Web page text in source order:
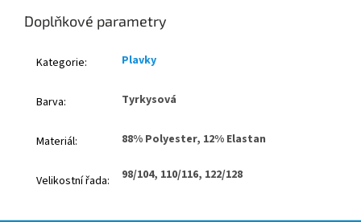
Doplňkové parametry
Kategorie: Plavky
Barva: Tyrkysová
Materiál: 88% Polyester, 12% Elastan
Velikostní řada: 98/104, 110/116, 122/128